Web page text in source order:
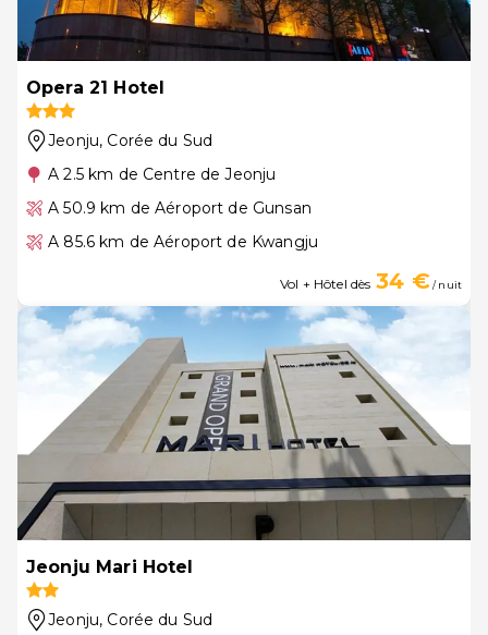
Opera 21 Hotel
Jeonju, Corée du Sud
A 2.5 km de Centre de Jeonju
A 50.9 km de Aéroport de Gunsan
A 85.6 km de Aéroport de Kwangju
Vol + Hôtel dès 34 €/ nuit
Jeonju Mari Hotel
Jeonju, Corée du Sud